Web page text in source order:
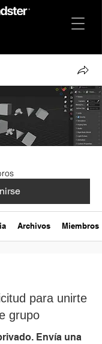
Archivos Miembros
para unirte
grupo
Envía una